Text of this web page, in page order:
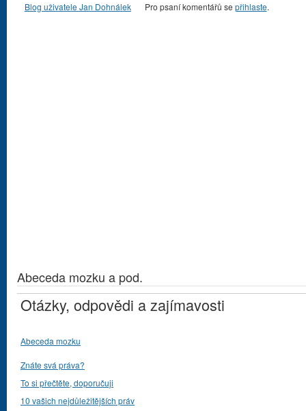
Blog uživatele Jan Dohnálek
Pro psaní komentářů se přihlaste.
Abeceda mozku a pod.
Otázky, odpovědi a zajímavosti
Abeceda mozku
Znáte svá práva?
To si přečtěte, doporučuji
10 vašich nejdůležitějších práv